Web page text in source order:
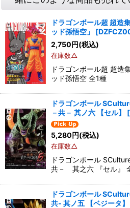
ドラゴンボール超 超造
ッド孫悟空」
[
2,750円(税込)
在庫数△
ドラゴンボール超 超
ッド孫悟空 全1種
ドラゴンボール
－共－ 其ノ六 【セル】
[
5,280円(税込)
在庫数△
ドラゴンボール
共－ 其之六 『セル』
ドラゴンボール
共- 其ノ五 【ベジータ】